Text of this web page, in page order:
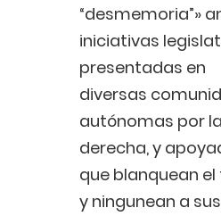
“desmemoria”»
iniciativas
presentadas en
diversas
autónomas por
derecha, y
que blanquean
y ningunean a